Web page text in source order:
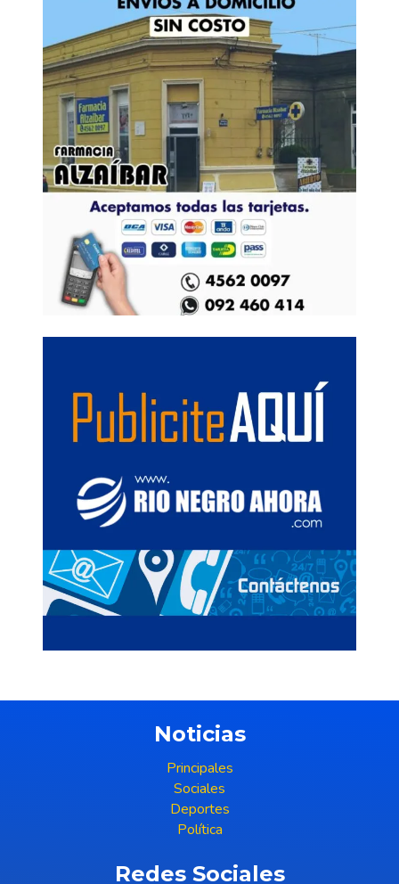
Noticias
Principales
Sociales
Deportes
Política
Redes Sociales